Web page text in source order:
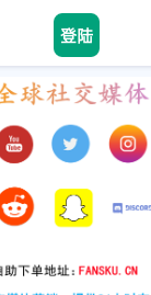
登陆
首页
tiktok
youtube